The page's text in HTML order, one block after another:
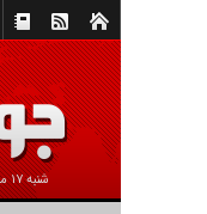
شنبه ۱۷ مرداد ۱۴۰۵ -